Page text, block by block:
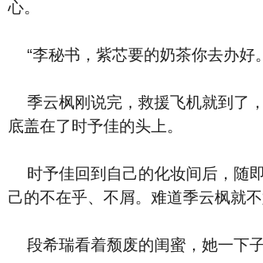
心。
“李秘书，紫芯要的奶茶你去办好
季云枫刚说完，救援飞机就到了
底盖在了时予佳的头上。
时予佳回到自己的化妆间后，随
己的不在乎、不屑。难道季云枫就
段希瑞看着颓废的闺蜜，她一下